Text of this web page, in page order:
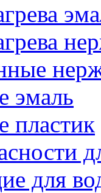
эмаль
пластик
для